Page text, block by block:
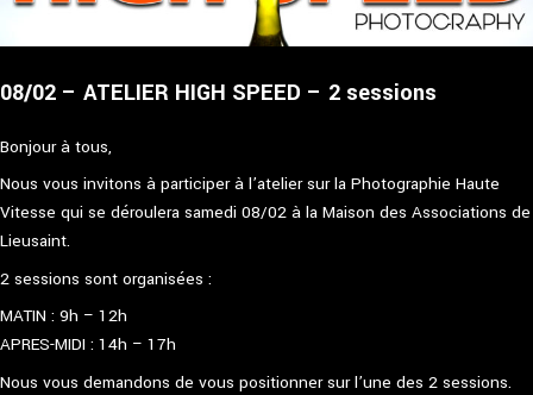
08/02 – ATELIER HIGH SPEED – 2 sessions
Bonjour à tous,
Nous vous invitons à participer à l’atelier sur la Photographie Haute
Vitesse qui se déroulera samedi 08/02 à la Maison des Associations de
Lieusaint.
2 sessions sont organisées :
MATIN : 9h – 12h
APRES-MIDI : 14h – 17h
Nous vous demandons de vous positionner sur l’une des 2 sessions.